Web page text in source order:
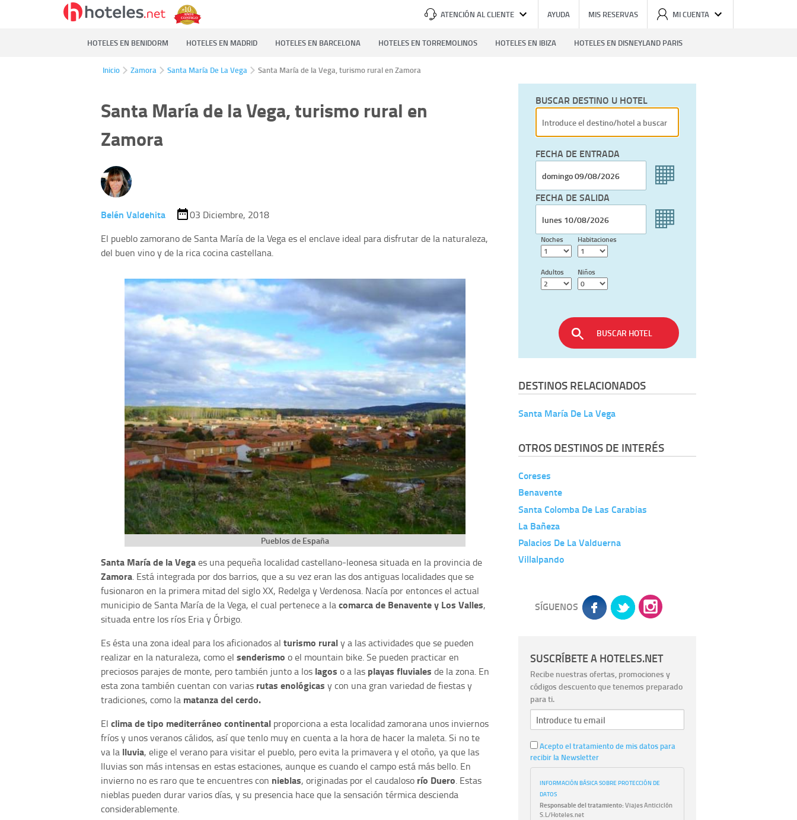
ATENCIÓN AL CLIENTE AYUDA MIS RESERVAS MI CUENTA
HOTELES EN BENIDORM HOTELES EN MADRID HOTELES EN BARCELONA HOTELES EN TORREMOLINOS HOTELES EN IBIZA HOTELES EN DISNEYLAND PARIS
Inicio Zamora Santa María De La Vega Santa María de la Vega, turismo rural en Zamora
Santa María de la Vega, turismo rural en
Zamora
Belén Valdehita
03 Diciembre, 2018
El pueblo zamorano de Santa María de la Vega es el enclave ideal para disfrutar de la naturaleza,
del buen vino y de la rica cocina castellana.
Pueblos de España
Santa María de la Vegaes una pequeña localidad castellano-leonesa situada en la provincia de
Zamora. Está integrada por dos barrios, que a su vez eran las dos antiguas localidades que se
fusionaron en la primera mitad del siglo XX, Redelga y Verdenosa. Nacía por entonces el actual
municipio de Santa María de la Vega, el cual pertenece a lacomarca de Benavente y Los Valles,
situada entre los ríos Eria y Órbigo.
Es ésta una zona ideal para los aficionados al turismo ruraly a las actividades que se pueden
realizar en la naturaleza, como el senderismo o el mountain bike. Se pueden practicar en
preciosos parajes de monte, pero también junto a los lagos o a las playas fluviales de la zona. En
esta zona también cuentan con varias rutas enológicas y con una gran variedad de fiestas y
tradiciones, como la matanza del cerdo.
El clima de tipo mediterráneo continental proporciona a esta localidad zamorana unos inviernos
fríos y unos veranos cálidos, así que tenlo muy en cuenta a la hora de hacer la maleta. Si no te
va la lluvia, elige el verano para visitar el pueblo, pero evita la primavera y el otoño, ya que las
lluvias son más intensas en estas estaciones, aunque es cuando el campo está más bello. En
invierno no es raro que te encuentres con nieblas, originadas por el caudaloso río Duero. Estas
nieblas pueden durar varios días, y su presencia hace que la sensación térmica descienda
considerablemente.
BUSCAR DESTINO U HOTEL
FECHA DE ENTRADA
FECHA DE SALIDA
Noches Habitaciones
Adultos Niños
BUSCAR HOTEL
DESTINOS RELACIONADOS
Santa María De La Vega
OTROS DESTINOS DE INTERÉS
Coreses
Benavente
Santa Colomba De Las Carabias
La Bañeza
Palacios De La Valduerna
Villalpando
SÍGUENOS
SUSCRÍBETE A HOTELES.NET
Recibe nuestras ofertas, promociones y
códigos descuento que tenemos preparado
para ti.
Acepto el tratamiento de mis datos para
recibir la Newsletter
INFORMACIÓN BÁSICA SOBRE PROTECCIÓN DE
DATOS
Responsable del tratamiento:Viajes Anticiclón
S.L/Hoteles.net